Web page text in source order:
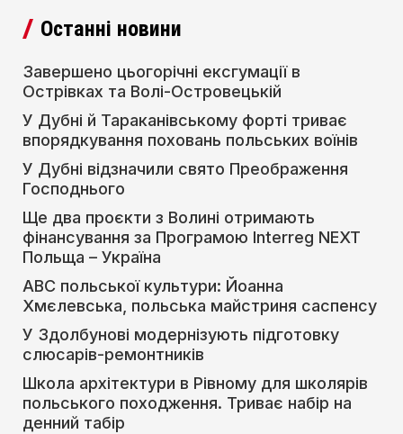
Останні новини
Завершено цьогорічні ексгумації в
Острівках та Волі-Островецькій
У Дубні й Тараканівському форті триває
впорядкування поховань польських воїнів
У Дубні відзначили свято Преображення
Господнього
Ще два проєкти з Волині отримають
фінансування за Програмою Interreg NEXT
Польща – Україна
АВС польської культури: Йоанна
Хмєлевська, польська майстриня саспенсу
У Здолбунові модернізують підготовку
слюсарів-ремонтників
Школа архітектури в Рівному для школярів
польського походження. Триває набір на
денний табір